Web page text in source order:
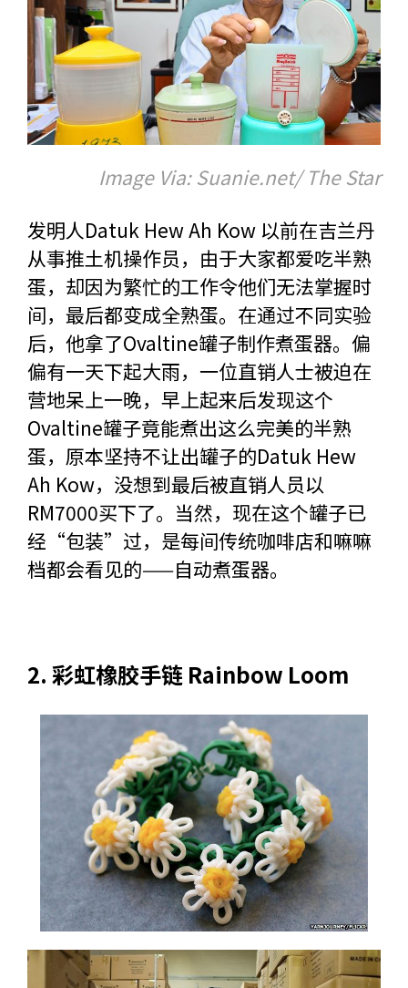
Image Via: Suanie.net/ The Star
发明人Datuk Hew Ah Kow 以前在吉兰丹
从事推土机操作员，由于大家都爱吃半熟
蛋，却因为繁忙的工作令他们无法掌握时
间，最后都变成全熟蛋。在通过不同实验
后，他拿了Ovaltine罐子制作煮蛋器。偏
偏有一天下起大雨，一位直销人士被迫在
营地呆上一晚，早上起来后发现这个
Ovaltine罐子竟能煮出这么完美的半熟
蛋，原本坚持不让出罐子的Datuk Hew
Ah Kow，没想到最后被直销人员以
RM7000买下了。当然，现在这个罐子已
经“包装”过，是每间传统咖啡店和嘛嘛
档都会看见的——自动煮蛋器。
2. 彩虹橡胶手链 Rainbow Loom